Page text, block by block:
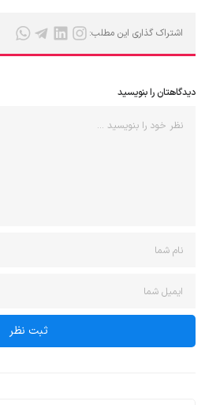
اشتراک گذاری این مطلب:
دیدگاهتان را بنویسید